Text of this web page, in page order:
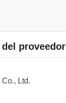
proveedor
Ltd.